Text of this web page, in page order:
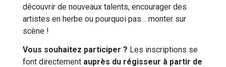
découvrir de nouveaux talents, encourager des
artistes en herbe ou pourquoi pas… monter sur
scène !
Vous souhaitez participer ? Les inscriptions se
font directement auprès du régisseur à partir de